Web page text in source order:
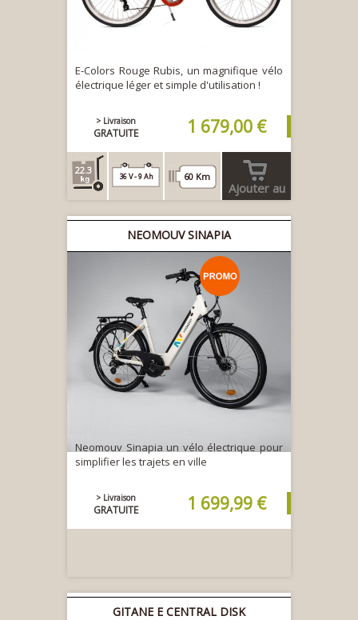
E-Colors Rouge Rubis, un magnifique vélo
électrique léger et simple d'utilisation !
> Livraison
GRATUITE 1 679,00 €
22.3
36 V - 9 Ah 60 Km
Ajouter au
panier
NEOMOUV SINAPIA
Neomouv Sinapia un vélo électrique pour
simplifier les trajets en ville
> Livraison
GRATUITE 1 699,99 €
GITANE E CENTRAL DISK